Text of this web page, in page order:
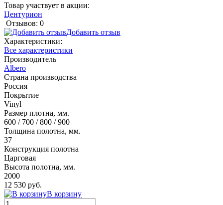
Товар участвует в акции:
Центурион
Отзывов: 0
Добавить отзыв
Характеристики:
Все характеристики
Производитель
Albero
Страна производства
Россия
Покрытие
Vinyl
Размер плотна, мм.
600 / 700 / 800 / 900
Толщина полотна, мм.
37
Конструкция полотна
Царговая
Высота полотна, мм.
2000
12 530 руб.
В корзину